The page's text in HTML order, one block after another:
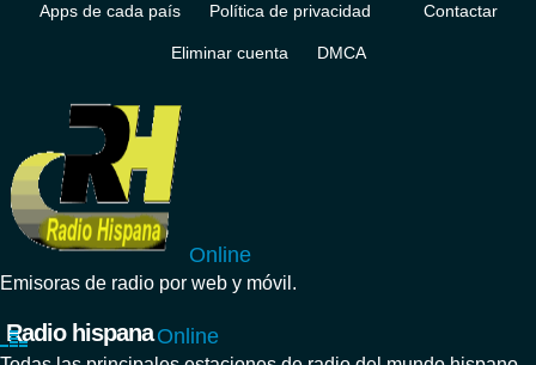
Apps de cada país Política de privacidad Contactar
Eliminar cuenta DMCA
Online
Emisoras de radio por web y móvil.
Radio hispana Online